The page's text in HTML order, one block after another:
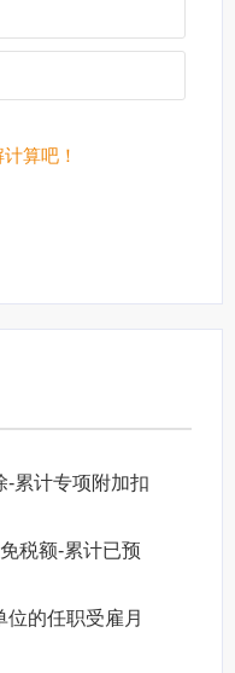
算吧！
-累计专项附加扣
税额-累计已预
的任职受雇月